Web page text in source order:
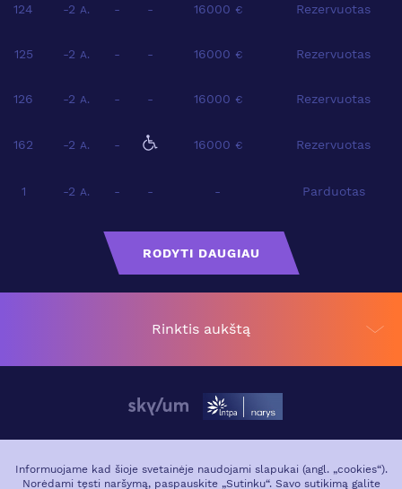
124 -2 A. - - 16000 € Rezervuotas
125 -2 A. - - 16000 € Rezervuotas
126 -2 A. - - 16000 € Rezervuotas
162 -2 A. - 16000 € Rezervuotas
1 -2 A. - - - Parduotas
RODYTI DAUGIAU
Rinktis aukštą
VIETA MIESTE
GALERIJA
Informuojame kad šioje svetainėje naudojami slapukai (angl. „cookies“).
Norėdami tęsti naršymą, paspauskite „Sutinku“. Savo sutikimą galite